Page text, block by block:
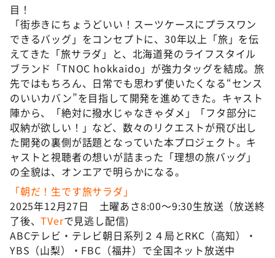
目！
「街歩きにちょうどいい！スーツケースにプラスワン
できるバッグ」をコンセプトに、30年以上「旅」を伝
えてきた「旅サラダ」と、北海道発のライフスタイル
ブランド「TNOC hokkaido」が強力タッグを結成。旅
先ではもちろん、日常でも思わず使いたくなる“センス
のいいカバン”を目指して開発を進めてきた。キャスト
陣から、「絶対に撥水じゃなきゃダメ」「フタ部分に
収納が欲しい！」など、数々のリクエストが飛び出し
た開発の裏側が話題となっていた本プロジェクト。キ
ャストと視聴者の想いが詰まった「理想の旅バッグ」
の全貌は、オンエアで明らかになる。
「朝だ！生です旅サラダ」
2025年12月27日 土曜あさ8:00～9:30生放送（放送終
了後、TVerで見逃し配信)
ABCテレビ・テレビ朝日系列２４局とRKC（高知）・
YBS（山梨）・FBC（福井）で全国ネット放送中